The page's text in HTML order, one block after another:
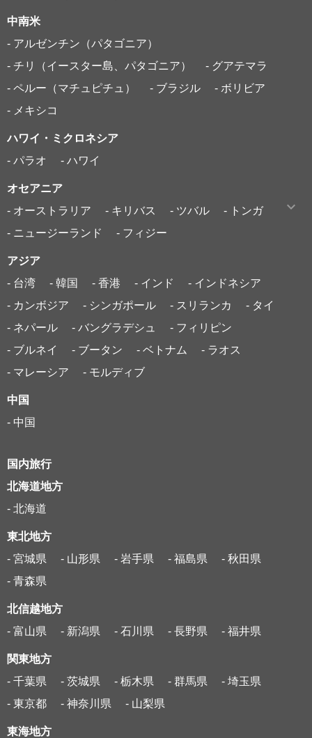
中南米
- アルゼンチン（パタゴニア）
- チリ（イースター島、パタゴニア）
- グアテマラ
- ペルー（マチュピチュ）
- ブラジル
- ボリビア
- メキシコ
ハワイ・ミクロネシア
- パラオ
- ハワイ
オセアニア
- オーストラリア
- キリバス - ツバル
- トンガ
- ニュージーランド
- フィジー
アジア
- 台湾
- 韓国 - 香港 - インド
- インドネシア
- カンボジア
- シンガポール - スリランカ
- タイ
- ネパール
- バングラデシュ
- フィリピン
- ブルネイ
- ブータン - ベトナム
- ラオス
- マレーシア
- モルディブ
中国
- 中国
国内旅行
北海道地方
- 北海道
東北地方
- 宮城県
- 山形県 - 岩手県 - 福島県
- 秋田県
- 青森県
北信越地方
- 富山県
- 新潟県 - 石川県 - 長野県 - 福井県
関東地方
- 千葉県
- 茨城県 - 栃木県 - 群馬県
- 埼玉県
- 東京都
- 神奈川県 - 山梨県
東海地方